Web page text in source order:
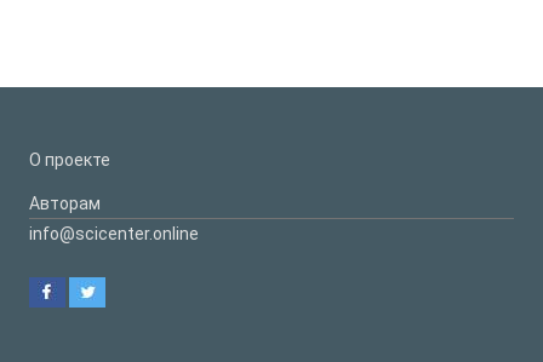
О проекте
Авторам
info@scicenter.online